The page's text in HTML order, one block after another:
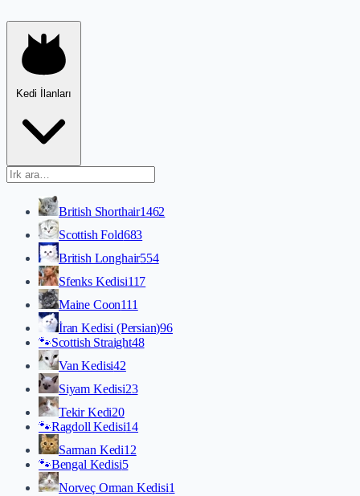
Kedi İlanları
British Shorthair1462
Scottish Fold683
British Longhair554
Sfenks Kedisi117
Maine Coon111
İran Kedisi (Persian)96
🐾Scottish Straight48
Van Kedisi42
Siyam Kedisi23
Tekir Kedi20
🐾Ragdoll Kedisi14
Sarman Kedi12
🐾Bengal Kedisi5
Norveç Orman Kedisi1